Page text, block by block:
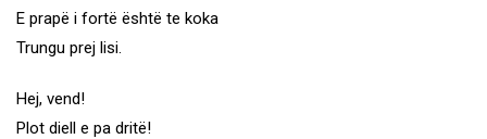
E prapë i fortë është te koka
Trungu prej lisi.
Hej, vend!
Plot diell e pa dritë!